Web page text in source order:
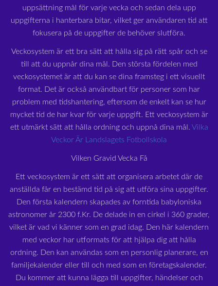
uppsättning mål för varje vecka och sedan dela upp
uppgifterna i hanterbara bitar, vilket ger användaren tid att
fokusera på de uppgifter de behöver slutföra.
Veckosystem är ett bra sätt att hålla sig på rätt spår och se
till att du uppnår dina mål. Den största fördelen med
veckosystemet är att du kan se dina framsteg i ett visuellt
format. Det är också användbart för personer som har
problem med tidshantering, eftersom de enkelt kan se hur
mycket tid de har kvar för varje uppgift. Ett veckosystem är
ett utmärkt sätt att hålla ordning och uppnå dina mål. Vilka
Veckor Är Landslagets Fotbollskola
Vilken Gravid Vecka Få
Ett veckosystem är ett sätt att organisera arbetet där de
anställda får en bestämd tid på sig att utföra sina uppgifter.
Den första kalendern skapades av forntida babyloniska
astronomer år 2300 f.Kr. De delade in en cirkel i 360 grader,
vilket är vad vi känner som en grad idag. Den här kalendern
med veckor har utformats för att hjälpa dig att hålla
ordning. Den kan användas som en personlig planerare, en
familjekalender eller till och med som en företagskalender.
Du kommer att kunna lägga till uppgifter, händelser och